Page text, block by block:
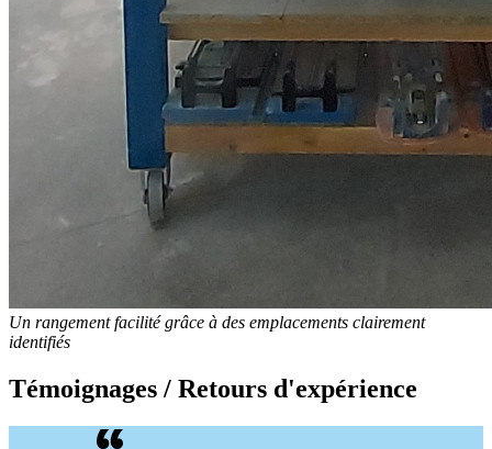
Un rangement facilité grâce à des emplacements clairement
identifiés
Témoignages / Retours d'expérience